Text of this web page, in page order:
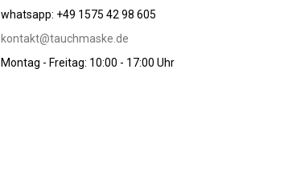
whatsapp: +49 1575 42 98 605
kontakt@tauchmaske.de
Montag - Freitag: 10:00 - 17:00 Uhr